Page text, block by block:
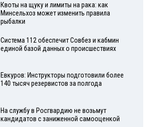
Квоты на щуку и лимиты на рака: как
Минсельхоз может изменить правила
рыбалки
Система 112 обеспечит Совбез и кабмин
единой базой данных о происшествиях
Евкуров: Инструкторы подготовили более
140 тысяч резервистов за полгода
На службу в Росгвардию не возьмут
кандидатов с заниженной самооценкой